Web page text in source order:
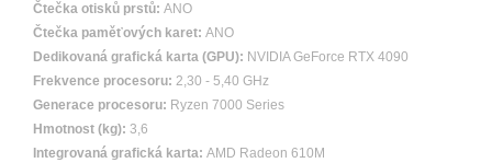
Čtečka otisků prstů: ANO
Čtečka paměťových karet: ANO
Dedikovaná grafická karta (GPU): NVIDIA GeForce RTX 4090
Frekvence procesoru: 2,30 - 5,40 GHz
Generace procesoru: Ryzen 7000 Series
Hmotnost (kg): 3,6
Integrovaná grafická karta: AMD Radeon 610M